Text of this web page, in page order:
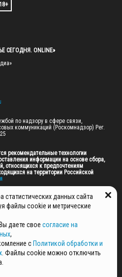
СЕГОДНЯ. ONLINE»
по надзору в сфере связи,
коммуникаций (Роскомнадзор) Рег.
рекомендательные технологии
информации на основе сбора,
относящихся к предпочтениям
на территории Российской
ПРИНАДЛЕЖАТ ГАУ МО "ЦИФРОВЫЕ
ПЕРСОНАЛЬНЫХ ДАННЫХ
статистических данных сайта
файлы cookie и метрические
даете свое согласие на
,
с Политикой обработки и
. Файлы cookie можно отключить